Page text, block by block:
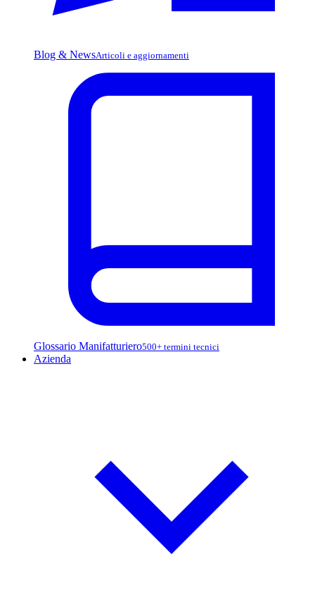
Blog & NewsArticoli e aggiornamenti
Glossario Manifatturiero500+ termini tecnici
Azienda